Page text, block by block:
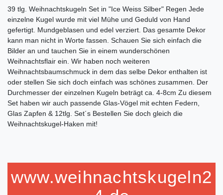
39 tlg. Weihnachtskugeln Set in "Ice Weiss Silber" Regen Jede
einzelne Kugel wurde mit viel Mühe und Geduld von Hand
gefertigt. Mundgeblasen und edel verziert. Das gesamte Dekor
kann man nicht in Worte fassen. Schauen Sie sich einfach die
Bilder an und tauchen Sie in einem wunderschönen
Weihnachtsflair ein. Wir haben noch weiteren
Weihnachtsbaumschmuck in dem das selbe Dekor enthalten ist
oder stellen Sie sich doch einfach was schönes zusammen. Der
Durchmesser der einzelnen Kugeln beträgt ca. 4-8cm Zu diesem
Set haben wir auch passende Glas-Vögel mit echten Federn,
Glas Zapfen & 12tlg. Set´s Bestellen Sie doch gleich die
Weihnachtskugel-Haken mit!
www.weihnachtskugeln2